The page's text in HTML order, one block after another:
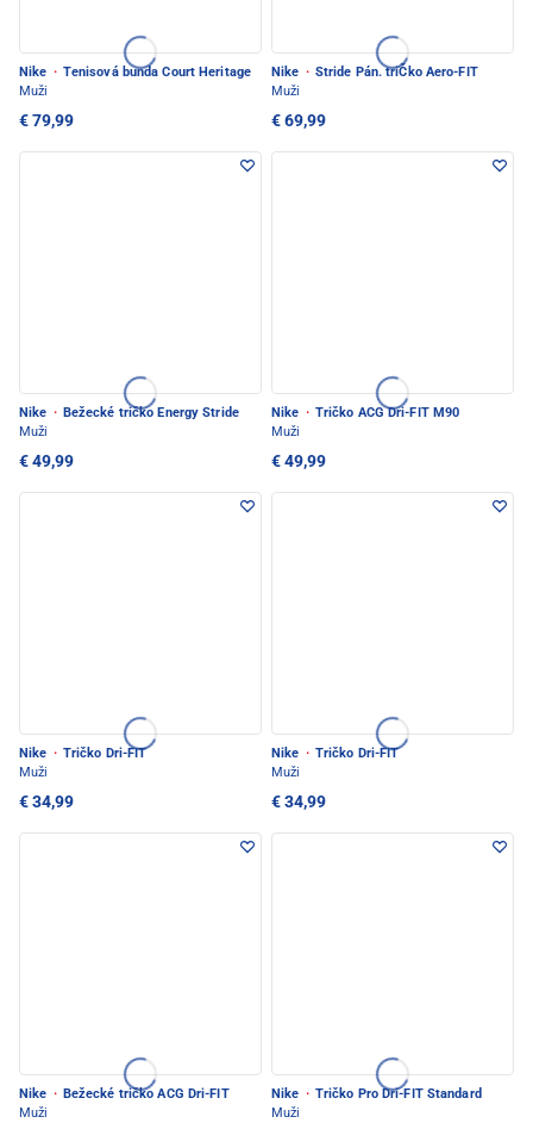
Nike · Tenisová bunda Court Heritage
Muži
€ 79,99
Nike · Stride Pán. triČko Aero-FIT
Muži
€ 69,99
Nike · Bežecké tričko Energy Stride
Muži
€ 49,99
Nike · Tričko ACG Dri-FIT M90
Muži
€ 49,99
Nike · Tričko Dri-FIT
Muži
€ 34,99
Nike · Tričko Dri-FIT
Muži
€ 34,99
Nike · Bežecké tričko ACG Dri-FIT
Muži
Nike · Tričko Pro Dri-FIT Standard
Muži